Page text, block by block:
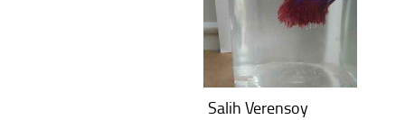
Salih Verensoy